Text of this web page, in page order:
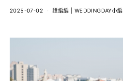
2025-07-02 譚編編 | WEDDINGDAY小編